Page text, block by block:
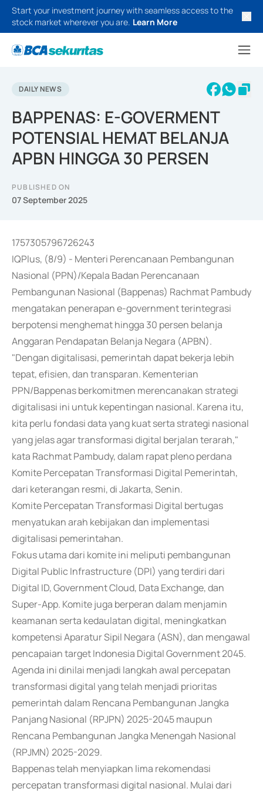
Start your investment journey with seamless access to the
stock market wherever you are. Learn More
DAILY NEWS
BAPPENAS: E-GOVERMENT
POTENSIAL HEMAT BELANJA
APBN HINGGA 30 PERSEN
PUBLISHED ON
07 September 2025
1757305796726243
IQPlus, (8/9) - Menteri Perencanaan Pembangunan
Nasional (PPN)/Kepala Badan Perencanaan
Pembangunan Nasional (Bappenas) Rachmat Pambudy
mengatakan penerapan e-government terintegrasi
berpotensi menghemat hingga 30 persen belanja
Anggaran Pendapatan Belanja Negara (APBN).
"Dengan digitalisasi, pemerintah dapat bekerja lebih
tepat, efisien, dan transparan. Kementerian
PPN/Bappenas berkomitmen merencanakan strategi
digitalisasi ini untuk kepentingan nasional. Karena itu,
kita perlu fondasi data yang kuat serta strategi nasional
yang jelas agar transformasi digital berjalan terarah,"
kata Rachmat Pambudy, dalam rapat pleno perdana
Komite Percepatan Transformasi Digital Pemerintah,
dari keterangan resmi, di Jakarta, Senin.
Komite Percepatan Transformasi Digital bertugas
menyatukan arah kebijakan dan implementasi
digitalisasi pemerintahan.
Fokus utama dari komite ini meliputi pembangunan
Digital Public Infrastructure (DPI) yang terdiri dari
Digital ID, Government Cloud, Data Exchange, dan
Super-App. Komite juga berperan dalam menjamin
keamanan serta kedaulatan digital, meningkatkan
kompetensi Aparatur Sipil Negara (ASN), dan mengawal
pencapaian target Indonesia Digital Government 2045.
Agenda ini dinilai menjadi langkah awal percepatan
transformasi digital yang telah menjadi prioritas
pemerintah dalam Rencana Pembangunan Jangka
Panjang Nasional (RPJPN) 2025-2045 maupun
Rencana Pembangunan Jangka Menengah Nasional
(RPJMN) 2025-2029.
Bappenas telah menyiapkan lima rekomendasi
percepatan transformasi digital nasional. Mulai dari